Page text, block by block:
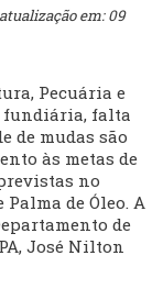
em: 09
Pecuária e
fundiária, falta
de mudas são
às metas de
no
de Óleo. A
de
José Nilton